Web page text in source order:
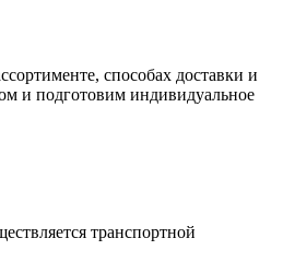
способах доставки и
и подготовим индивидуальное
транспортной